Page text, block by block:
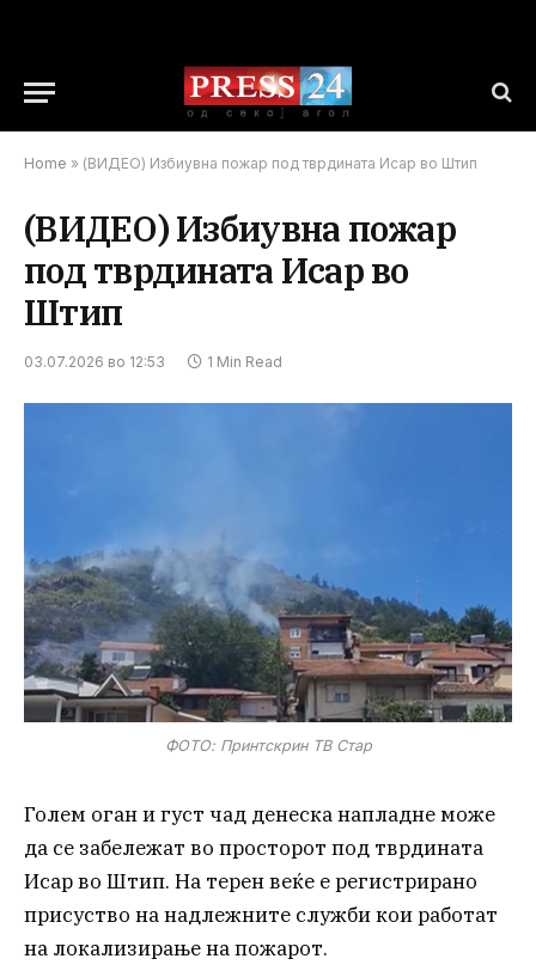
Home » (ВИДЕО) Избиувна пожар под тврдината Исар во Штип
(ВИДЕО) Избиувна пожар
под тврдината Исар во
Штип
03.07.2026 во 12:53 1 Min Read
ФОТО: Принтскрин ТВ Стар
Голем оган и густ чад денеска напладне може
да се забележат во просторот под тврдината
Исар во Штип. На терен веќе е регистрирано
присуство на надлежните служби кои работат
на локализирање на пожарот.